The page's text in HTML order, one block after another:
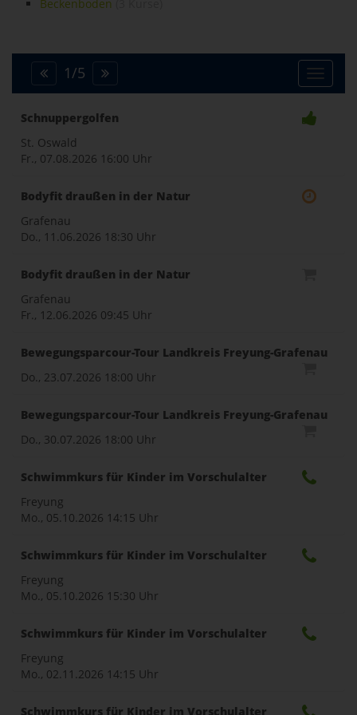
Beckenboden
Toggle
1/5
Schnuppergolfen
St. Oswald
Fr., 07.08.2026 16:00 Uhr
Bodyfit draußen in der Natur
Grafenau
Do., 11.06.2026 18:30 Uhr
Bodyfit draußen in der Natur
Grafenau
Fr., 12.06.2026 09:45 Uhr
Bewegungsparcour-Tour Landkreis Freyung-Grafenau
Do., 23.07.2026 18:00 Uhr
Bewegungsparcour-Tour Landkreis Freyung-Grafenau
Do., 30.07.2026 18:00 Uhr
Schwimmkurs für Kinder im Vorschulalter
Freyung
Mo., 05.10.2026 14:15 Uhr
Schwimmkurs für Kinder im Vorschulalter
Freyung
Mo., 05.10.2026 15:30 Uhr
Schwimmkurs für Kinder im Vorschulalter
Freyung
Mo., 02.11.2026 14:15 Uhr
Schwimmkurs für Kinder im Vorschulalter